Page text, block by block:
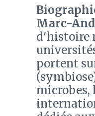
Marc-
d'histoire
portent
microbes,